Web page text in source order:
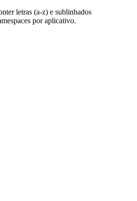
letras (a-z) e sublinhados
por aplicativo.